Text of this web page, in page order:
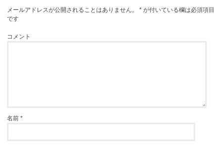
メールアドレスが公開されることはありません。 * が付いている欄は必須項目
です
コメント
名前*